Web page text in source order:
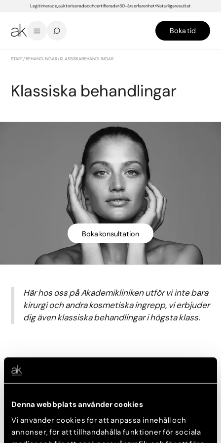
Denna webbplats använder cookies
Vi använder cookies för att anpassa innehåll och
annonser, för att tillhandahålla funktioner för sociala
Legitimerade, auktoriserade och certifierade 30-års erfarenhet Naturliga resultat
Boka tid
START/BEHANDLINGAR/KLASSISKA BEHANDLINGAR
Klassiska behandlingar
Boka konsultation
Här hos oss på Akademikliniken utför vi inte bara
kirurgi och andra kosmetiska ingrepp, vi erbjuder
dig även klassiska behandlingar i högsta klass.
Klassiska behandlingar
Centers i landet. Alla våra ansiktsbehandlingar utförs av